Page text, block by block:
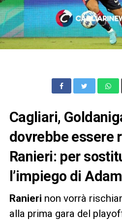
Cagliari,
dovrebbe essere
Ranieri: per
l’impiego di
Ranieri non vorrà
alla prima gara del